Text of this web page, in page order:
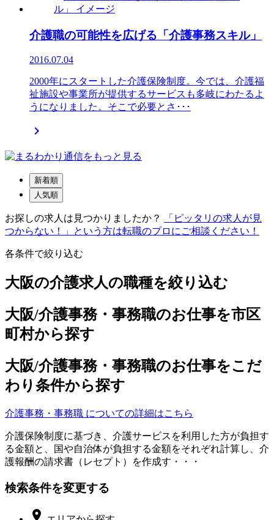
介護職の可能性を広げる「介護事務スキル」
2016.07.04
2000年にスタートした介護保険制度。今では、介護福
祉施設や事業所が提供するサービスも多岐にわたるよ
うになりました。そこで必要とさ･･･

新着順
人気順
お探しの求人は見つかりましたか？
「ピッタリの求人が見
つからない！」という方は転職のプロにご相談ください！
各条件で絞り込む
大阪の介護求人の職種を絞り込む
大阪/介護事務・事務職のお仕事を市区
町村から探す
大阪/介護事務・事務職のお仕事をこだ
わり条件から探す
介護事務・事務職 についての詳細はこちら
介護保険制度に基づき、介護サービスを利用した方が負担す
る金額と、国や自治体が負担する金額をそれぞれ計算し、介
護報酬の請求書（レセプト）を作成す・・・
検索条件を変更する
